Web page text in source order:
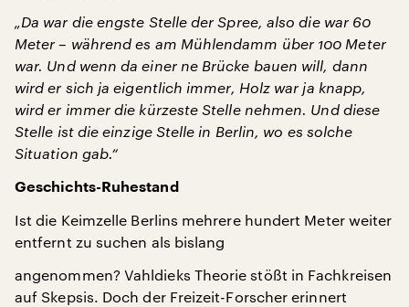
„Da war die engste Stelle der Spree, also die war 60
Meter – während es am Mühlendamm über 100 Meter
war. Und wenn da einer ne Brücke bauen will, dann
wird er sich ja eigentlich immer, Holz war ja knapp,
wird er immer die kürzeste Stelle nehmen. Und diese
Stelle ist die einzige Stelle in Berlin, wo es solche
Situation gab.“
Geschichts-Ruhestand
Ist die Keimzelle Berlins mehrere hundert Meter weiter
entfernt zu suchen als bislang
angenommen? Vahldieks Theorie stößt in Fachkreisen
auf Skepsis. Doch der Freizeit-Forscher erinnert